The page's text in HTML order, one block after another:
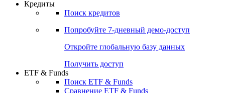
Откройте глобальную базу данных
Получить доступ
Поиск кредитов
Попробуйте7-дневный
Откройте глобальную базу данных